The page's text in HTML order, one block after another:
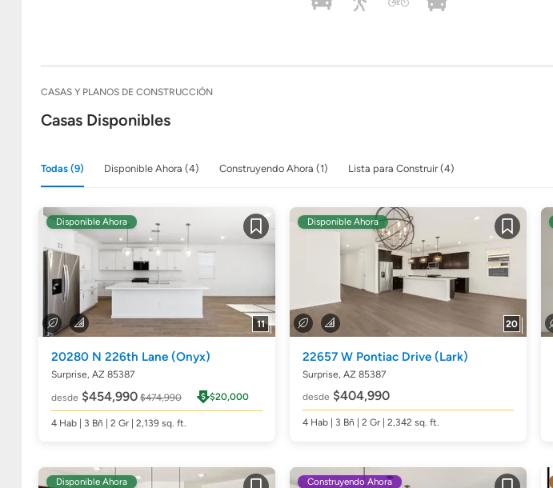
CASAS Y PLANOS DE CONSTRUCCIÓN
Casas Disponibles
Todas (9) Disponible Ahora (4) Construyendo Ahora (1) Lista para Construir (4)
Guardar
11
Disponible Ahora
20280 N 226th Lane (Onyx)
Surprise, AZ 85387
desde $454,990 $474,990 $20,000
4 Hab | 3 Bñ | 2 Gr | 2,139 sq. ft.
Guardar
20
Disponible Ahora
22657 W Pontiac Drive (Lark)
Surprise, AZ 85387
desde $404,990
4 Hab| 3 Bñ | 2 Gr | 2,342 sq. ft.
Disponible Ahora Construyendo Ahora